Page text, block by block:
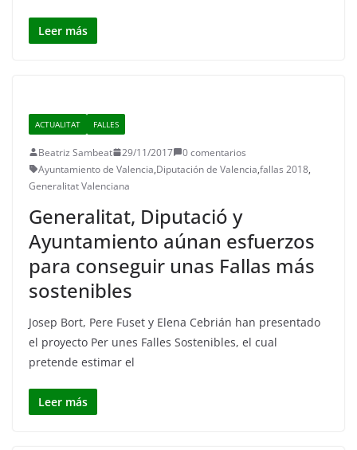
Leer más
ACTUALITAT FALLES
Beatriz Sambeat 29/11/2017
0 comentarios
Ayuntamiento de Valencia,Diputación de Valencia,fallas 2018,
Generalitat Valenciana
Generalitat, Diputació y
Ayuntamiento aúnan esfuerzos
para conseguir unas Fallas más
sostenibles
Josep Bort, Pere Fuset y Elena Cebrián han presentado
el proyecto Per unes Falles Sostenibles, el cual
pretende estimar el
Leer más